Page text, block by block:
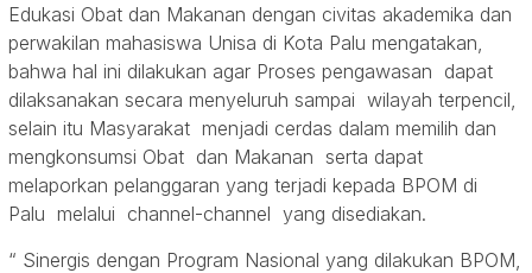
Edukasi Obat dan Makanan dengan civitas akademika dan
perwakilan mahasiswa Unisa di Kota Palu mengatakan,
bahwa hal ini dilakukan agar Proses pengawasan dapat
dilaksanakan secara menyeluruh sampai wilayah terpencil,
selain itu Masyarakat menjadi cerdas dalam memilih dan
mengkonsumsi Obat dan Makanan serta dapat
melaporkan pelanggaran yang terjadi kepada BPOM di
Palu melalui channel-channel yang disediakan.
“ Sinergis dengan Program Nasional yang dilakukan BPOM,